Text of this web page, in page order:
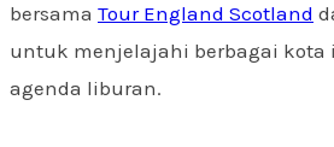
bersama Tour England Scotland
untuk menjelajahi berbagai kota
agenda liburan.